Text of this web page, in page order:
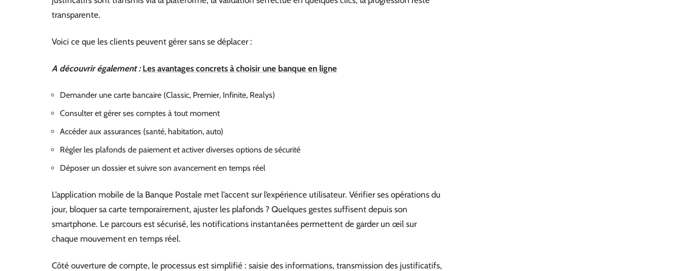
transparente.
Voici ce que les clients peuvent gérer sans se déplacer :
A découvrir également : Les avantages concrets à choisir une banque en ligne
Demander une carte bancaire (Classic, Premier, Infinite, Realys)
Consulter et gérer ses comptes à tout moment
Accéder aux assurances (santé, habitation, auto)
Régler les plafonds de paiement et activer diverses options de sécurité
Déposer un dossier et suivre son avancement en temps réel
L’application mobile de la Banque Postale met l’accent sur l’expérience utilisateur. Vérifier ses opérations du
jour, bloquer sa carte temporairement, ajuster les plafonds ? Quelques gestes suffisent depuis son
smartphone. Le parcours est sécurisé, les notifications instantanées permettent de garder un œil sur
chaque mouvement en temps réel.
Côté ouverture de compte, le processus est simplifié : saisie des informations, transmission des justificatifs,